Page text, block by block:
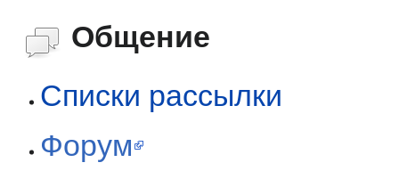
Общение
Списки рассылки
Форум